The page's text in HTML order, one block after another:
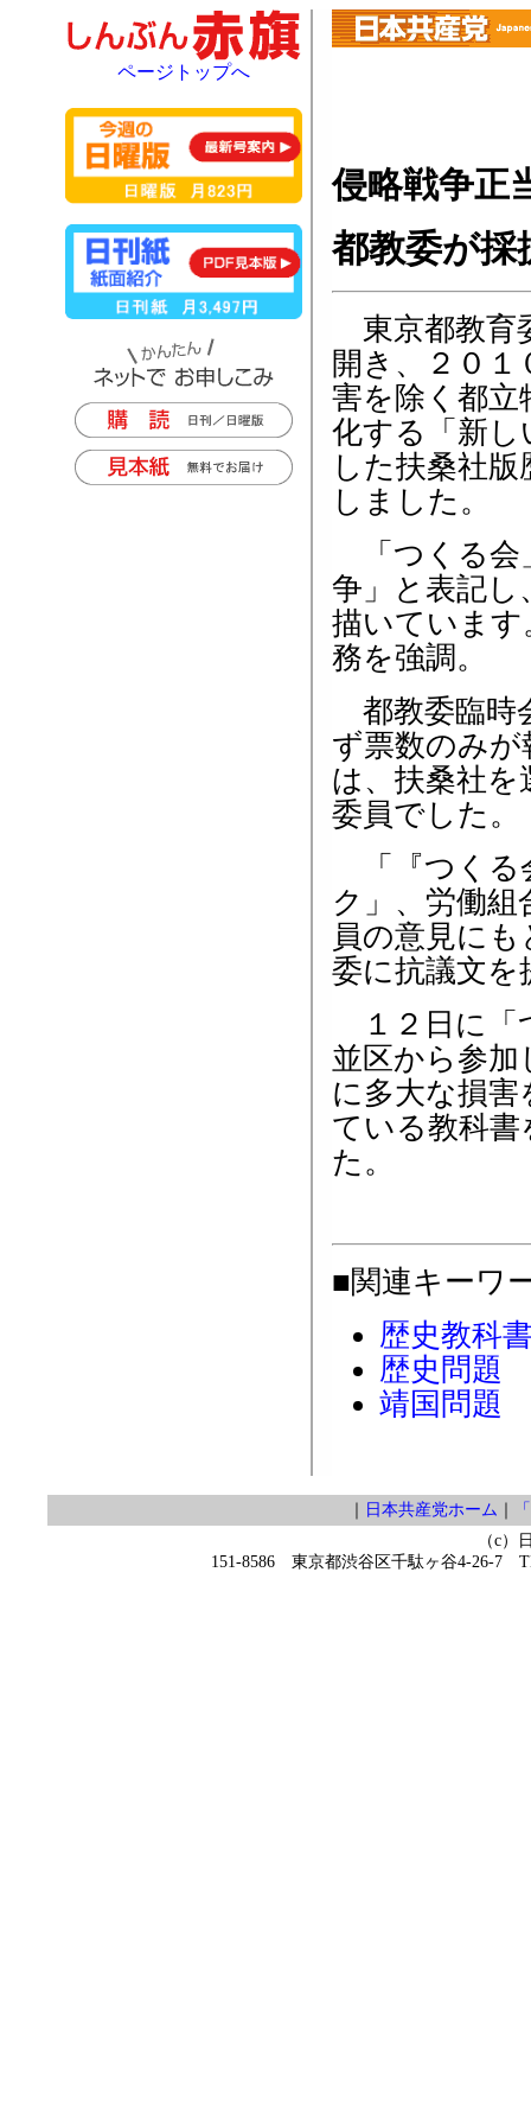
侵略戦争正
都教委が採
東京都教育
開き、２０１
害を除く都立
化する「新し
した扶桑社
しました。
「つくる会
争」と表記
描いています
務を強調。
都教委臨時
ず票数のみ
は、扶桑社
委員でした。
「『つくる
ク」、労働
員の意見に
委に抗議文を
１２日に「
並区から参加
に多大な損
ている教科
た。
■関連キーワ
歴史教科
歴史問題
靖国問題
ページトップへ
｜ 日本共産党ホーム ｜
（c）
151-8586 東京都渋谷区千駄ヶ谷4-26-7